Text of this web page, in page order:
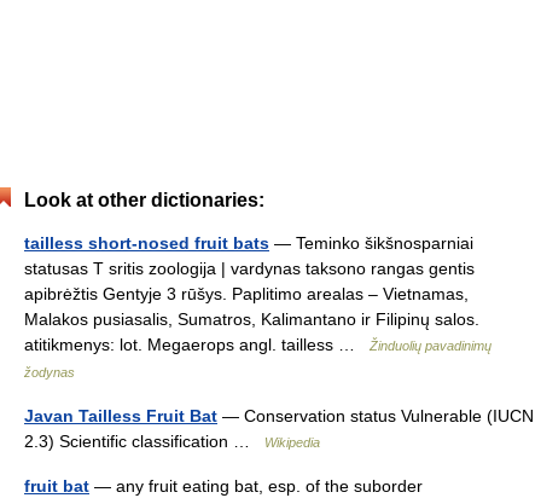
Look at other dictionaries:
tailless short-nosed fruit bats — Teminko šikšnosparniai
statusas T sritis zoologija | vardynas taksono rangas gentis
apibrėžtis Gentyje 3 rūšys. Paplitimo arealas – Vietnamas,
Malakos pusiasalis, Sumatros, Kalimantano ir Filipinų salos.
atitikmenys: lot. Megaerops angl. tailless …
Žinduolių pavadinimų
žodynas
Javan Tailless Fruit Bat — Conservation status Vulnerable (IUCN
2.3) Scientific classification …
Wikipedia
fruit bat — any fruit eating bat, esp. of the suborder